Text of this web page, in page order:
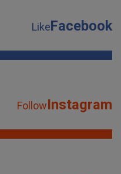
LikeFacebook
FollowInstagram